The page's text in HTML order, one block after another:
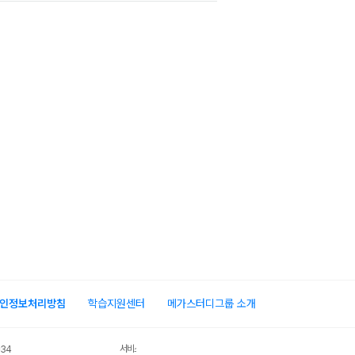
정보처리방침 학습지원센터 메가스터디그룹 소개
서비스 가입사실 확인